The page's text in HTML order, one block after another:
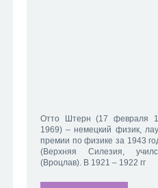
Отто Штерн (17 февраля
1969) – немецкий физик,
премии по физике за 1943
(Верхняя Силезия,
(Вроцлав). В 1921 – 1922 гг